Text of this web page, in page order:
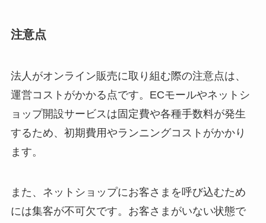
注意点
法人がオンライン販売に取り組む際の注意点は、
運営コストがかかる点です。ECモールやネットシ
ョップ開設サービスは固定費や各種手数料が発生
するため、初期費用やランニングコストがかかり
ます。
また、ネットショップにお客さまを呼び込むため
には集客が不可欠です。お客さまがいない状態で